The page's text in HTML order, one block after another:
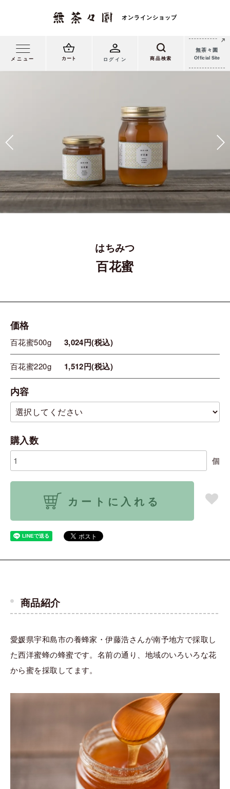
メニュー カート ログイン
無茶々園
Official Site
はちみつ
百花蜜
価格
百花蜜500g 3,024円(税込)
百花蜜220g 1,512円(税込)
内容
購入数
個
カートに入れる
商品紹介
愛媛県宇和島市の養蜂家・伊藤浩さんが南予地方で採取し
た西洋蜜蜂の蜂蜜です。名前の通り、地域のいろいろな花
から蜜を採取してます。